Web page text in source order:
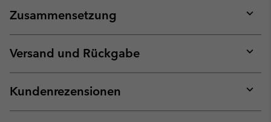
Zusammensetzung
or
Versand und Rückgabe
or
Kundenrezensionen
or